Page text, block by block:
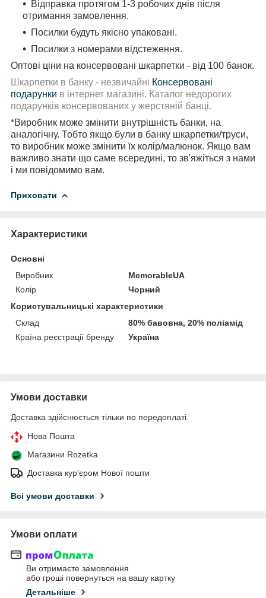
Відправка протягом 1-3 робочих днів після
отримання замовлення.
Посилки будуть якісно упаковані.
Посилки з номерами відстеження.
Оптові ціни на консервовані шкарпетки - від 100 банок.
Шкарпетки в банку - незвичайні Консервовані
подарунки в інтернет магазині. Каталог недорогих
подарунків консервованих у жерстяній банці.
*Виробник може змінити внутрішність банки, на
аналогічну. Тобто якщо були в банку шкарпетки/труси,
то виробник може змінити їх колір/малюнок. Якщо вам
важливо знати що саме всередині, то зв'яжіться з нами
і ми повідомимо вам.
Приховати
Характеристики
Основні
Виробник
MemorableUA
Колір
Чорний
Користувальницькі характеристики
Склад
80% бавовна, 20% поліамід
Країна реєстрації бренду
Україна
Умови доставки
Доставка здійснюється тільки по передоплаті.
Нова Пошта
Магазини Rozetka
Доставка кур'єром Нової пошти
Всі умови доставки
Умови оплати
Ви отримаєте замовлення
або гроші повернуться на вашу картку
Детальніше